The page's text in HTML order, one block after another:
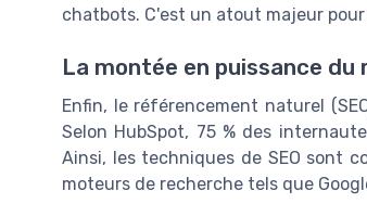
chatbots. C'est un atout majeur
La montée en puissance
Enfin, le référencement naturel
Selon HubSpot, 75 % des
Ainsi, les techniques de SEO sont
moteurs de recherche tels que